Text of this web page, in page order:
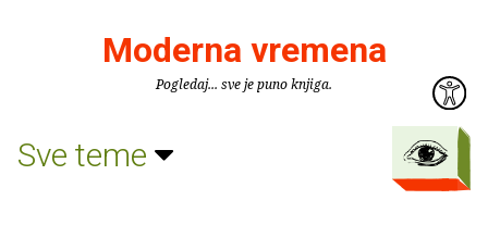
Moderna vremena
Pogledaj... sve je puno knjiga.
Sve teme